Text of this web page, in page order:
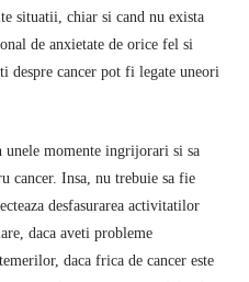
situatii, chiar si cand nu exista
de anxietate de orice fel si
despre cancer pot fi legate uneori
unele momente ingrijorari si sa
cancer. Insa, nu trebuie sa fie
desfasurarea activitatilor
daca aveti probleme
daca frica de cancer este